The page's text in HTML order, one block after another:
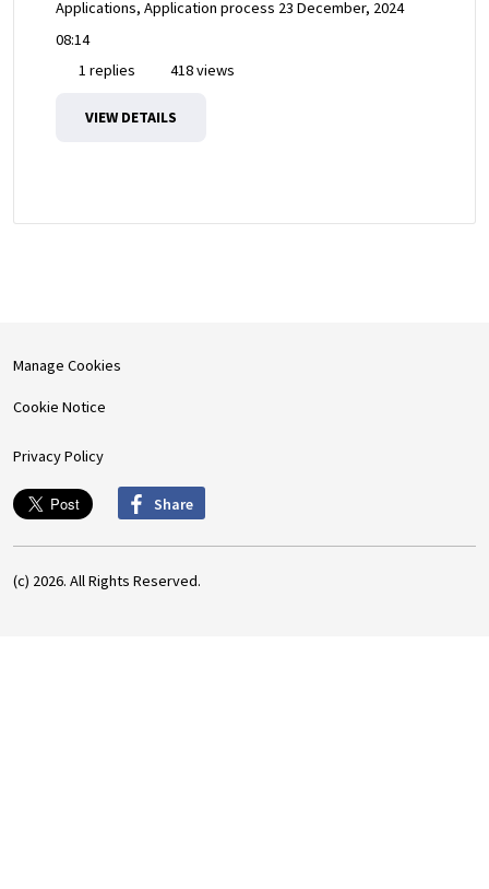
Applications, Application process 23 December, 2024
08:14
1 replies
418 views
VIEW DETAILS
Manage Cookies
Cookie Notice
Privacy Policy
Share
(c) 2026. All Rights Reserved.